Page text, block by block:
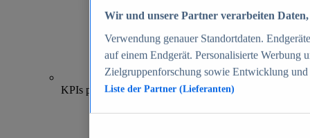
70+
KPIs pro Shop
Wir und unsere Partner verarbeiten
Verwendung genauer Standortdaten.
auf einem Endgerät. Personalisierte Werbung
Zielgruppenforschung sowie Entwicklung
Liste der Partner (Lieferanten)